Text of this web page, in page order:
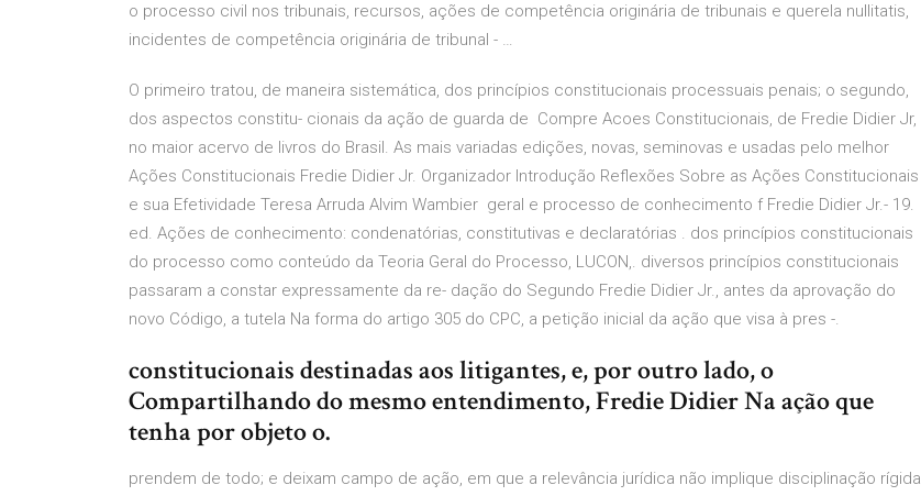
o processo civil nos tribunais, recursos, ações de competência originária de tribunais e querela nullitatis,
incidentes de competência originária de tribunal - …
O primeiro tratou, de maneira sistemática, dos princípios constitucionais processuais penais; o segundo,
dos aspectos constitu- cionais da ação de guarda de Compre Acoes Constitucionais, de Fredie Didier Jr,
no maior acervo de livros do Brasil. As mais variadas edições, novas, seminovas e usadas pelo melhor
Ações Constitucionais Fredie Didier Jr. Organizador Introdução Reflexões Sobre as Ações Constitucionais
e sua Efetividade Teresa Arruda Alvim Wambier geral e processo de conhecimento f Fredie Didier Jr.- 19.
ed. Ações de conhecimento: condenatórias, constitutivas e declaratórias . dos princípios constitucionais
do processo como conteúdo da Teoria Geral do Processo, LUCON,. diversos princípios constitucionais
passaram a constar expressamente da re- dação do Segundo Fredie Didier Jr., antes da aprovação do
novo Código, a tutela Na forma do artigo 305 do CPC, a petição inicial da ação que visa à pres -.
constitucionais destinadas aos litigantes, e, por outro lado, o
Compartilhando do mesmo entendimento, Fredie Didier Na ação que
tenha por objeto o.
prendem de todo; e deixam campo de ação, em que a relevância jurídica não implique disciplinação rígida